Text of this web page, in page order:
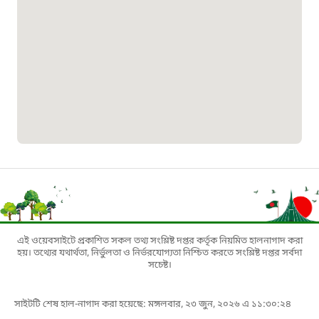
০১৯০৮৮৮৮৮৮৮
মাদকদ্রব্য নিয়ন্ত্রণ হটলাইন
১৬১১৩
জরুরী অভ্যন্তরীণ নৌ-পরিবহন হটলাইন
এই ওয়েবসাইটে প্রকাশিত সকল তথ্য সংশ্লিষ্ট দপ্তর কর্তৃক নিয়মিত হালনাগাদ করা
হয়। তথ্যের যথার্থতা, নির্ভুলতা ও নির্ভরযোগ্যতা নিশ্চিত করতে সংশ্লিষ্ট দপ্তর সর্বদা
সচেষ্ট।
সাইটটি শেষ হাল-নাগাদ করা হয়েছে: মঙ্গলবার, ২৩ জুন, ২০২৬ এ ১১:৩০:২৪